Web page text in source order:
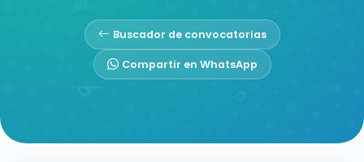
Buscador de convocatorias
Compartir en WhatsApp